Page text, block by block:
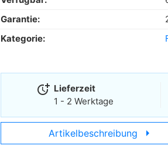
Garantie:
Kategorie:
more_time Lieferzeit
1 - 2 Werktage
Artikelbeschreibung arrow_right